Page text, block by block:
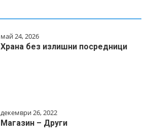
май 24, 2026
Храна без излишни посредници
декември 26, 2022
Магазин – Други